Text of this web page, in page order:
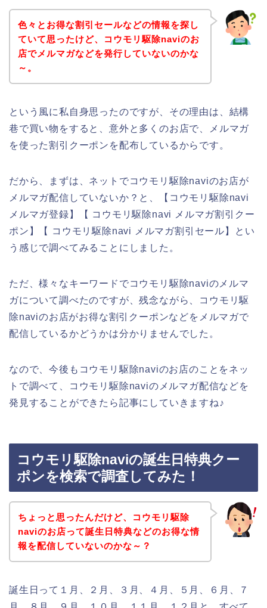
色々とお得な割引セールなどの情報を探し
ていて思ったけど、コウモリ駆除naviのお
店でメルマガなどを発行していないのかな
～。
という風に私自身思ったのですが、その理由は、結構
巷で買い物をすると、意外と多くのお店で、メルマガ
を使った割引クーポンを配布しているからです。
だから、まずは、ネットでコウモリ駆除naviのお店が
メルマガ配信していないか？と、【コウモリ駆除navi
メルマガ登録】【 コウモリ駆除navi メルマガ割引クー
ポン】【 コウモリ駆除navi メルマガ割引セール】とい
う感じで調べてみることにしました。
ただ、様々なキーワードでコウモリ駆除naviのメルマ
ガについて調べたのですが、残念ながら、コウモリ駆
除naviのお店がお得な割引クーポンなどをメルマガで
配信しているかどうかは分かりませんでした。
なので、今後もコウモリ駆除naviのお店のことをネッ
トで調べて、コウモリ駆除naviのメルマガ配信などを
発見することができたら記事にしていきますね♪
コウモリ駆除naviの誕生日特典クー
ポンを検索で調査してみた！
ちょっと思ったんだけど、コウモリ駆除
naviのお店って誕生日特典などのお得な情
報を配信していないのかな～？
誕生日って１月、２月、３月、４月、５月、６月、７